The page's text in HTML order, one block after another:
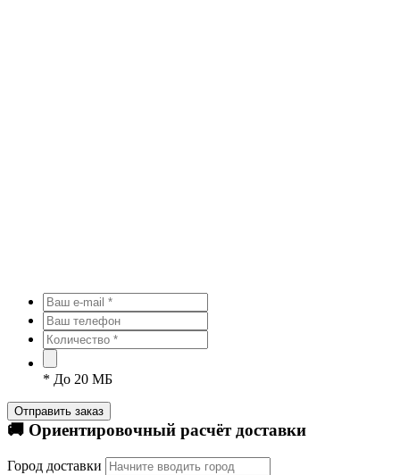
* До 20 МБ
Отправить заказ
🚚 Ориентировочный расчёт доставки
Город доставки